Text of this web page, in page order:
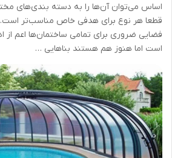
اساس می‌توان آن‌ها را به دسته بندی‌های
قطعا هر نوع برای هدفی خاص مناسب‌تر است.
فضایی ضروری برای تمامی ساختمان‌ها اعم از
است اما هنوز هم هستند بناهایی …